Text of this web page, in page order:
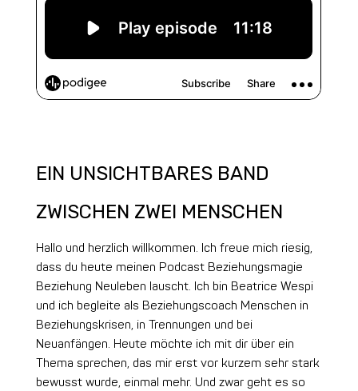
EIN UNSICHTBARES BAND
ZWISCHEN ZWEI MENSCHEN
Hallo und herzlich willkommen. Ich freue mich riesig,
dass du heute meinen Podcast Beziehungsmagie
Beziehung Neuleben lauscht. Ich bin Beatrice Wespi
und ich begleite als Beziehungscoach Menschen in
Beziehungskrisen, in Trennungen und bei
Neuanfängen. Heute möchte ich mit dir über ein
Thema sprechen, das mir erst vor kurzem sehr stark
bewusst wurde, einmal mehr. Und zwar geht es so